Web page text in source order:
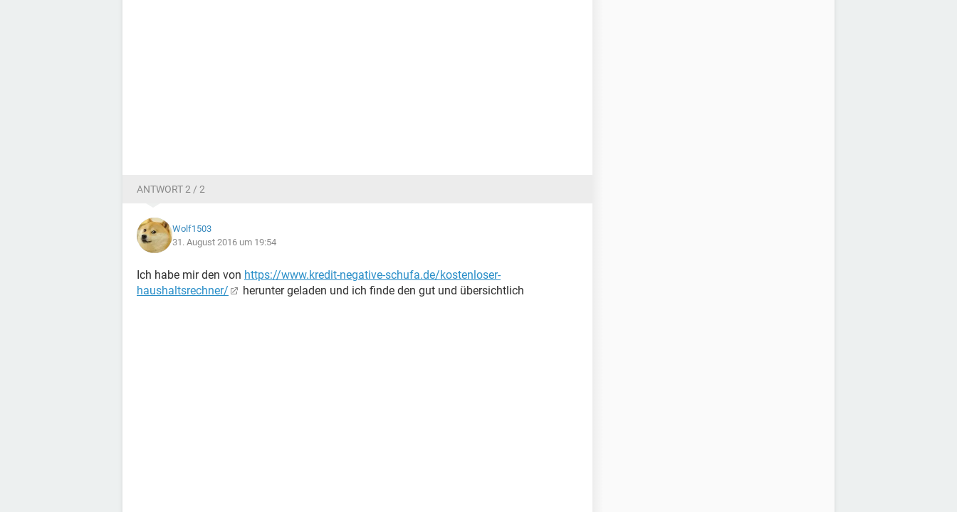
ANTWORT 2 / 2
Wolf1503
31. August 2016 um 19:54
Ich habe mir den von https://www.kredit-negative-schufa.de/kostenloser-
haushaltsrechner/
herunter geladen und ich finde den gut und übersichtlich